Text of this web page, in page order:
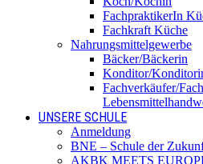
FachpraktikerIn
Fachkraft Küche
Nahrungsmittelgewerbe
Bäcker/Bäckerin
Konditor/
Fachverkäufer/
UNSERE SCHULE
Anmeldung
BNE – Schule der
AKBK MEETS